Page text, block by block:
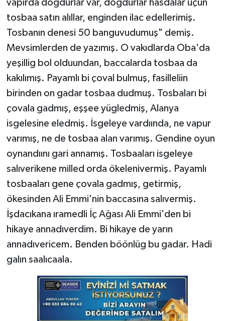
vapırda dogdurlar var, dogdurlar hasdalar uçun
tosbaa satın alıllar, enginden ilac edellerimiş.
Tosbanın denesi 50 banguvudumuş" demiş.
Mevsimlerden de yazımış. O vakıdlarda Oba'da
yeşillig bol olduundan, baccalarda tosbaa da
kakılımış. Payamlı bi çoval bulmuş, fasilleliin
birinden on gadar tosbaa dudmuş. Tosbaları bi
çovala gadmış, eşşee yügledmiş, Alanya
isgelesine eledmiş. İsgeleye vardıında, ne vapur
varımış, ne de tosbaa alan varımış. Gendine oyun
oynandıını gari annamış. Tosbaaları isgeleye
salıverikene milled orda ökelenivermiş. Payamlı
tosbaaları gene çovala gadmış, getirmiş,
ökesinden Ali Emmi'nin baccasına salıvermiş.
İşdacıkana ıramedli İç Ağası Ali Emmi'den bi
hikaye annadıverdim. Bi hikaye de yarın
annadıvericem. Benden böönlüg bu gadar. Hadi
galın saalıcaala.